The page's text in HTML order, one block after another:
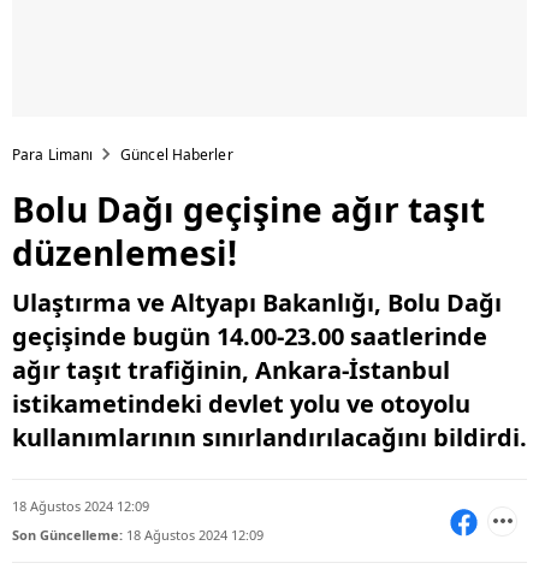
Para Limanı Güncel Haberler
Bolu Dağı geçişine ağır taşıt
düzenlemesi!
Ulaştırma ve Altyapı Bakanlığı, Bolu Dağı
geçişinde bugün 14.00-23.00 saatlerinde
ağır taşıt trafiğinin, Ankara-İstanbul
istikametindeki devlet yolu ve otoyolu
kullanımlarının sınırlandırılacağını bildirdi.
18 Ağustos 2024 12:09
Son Güncelleme: 18 Ağustos 2024 12:09